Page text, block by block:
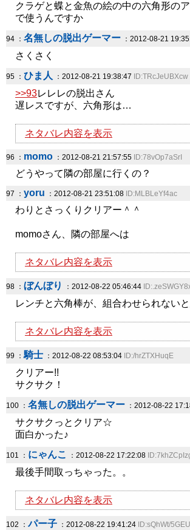
クラゲと蝶と金魚の絵の中の六角形の
で使うんですか
94 ： 名無しの脱出ゲーマー ：2012-08-21
さくさく
95 ： ひま人 ：2012-08-21 19:38:47 ID:TRcJeUBXcw
>>93レレレの脱出さん
遅レスですが、六角形は…
ネタバレ内容を表示
96 ： momo ：2012-08-21 21:57:55 ID:78vOp7aSrI
どうやって隣の部屋に行くの？
97 ： yoru ：2012-08-21 23:51:08 ID:MLBLeYf4ac
わりとさっくりクリアー＾＾
momoさん、隣の部屋へは
ネタバレ内容を表示
98 ： ぼんぼり ：2012-08-22 05:46:44
レンチと六角棒が、組合わせられないと
ネタバレ内容を表示
99 ：騎士 ：2012-08-22 08:53:04 ID:/hrZTXHuqE
クリアー!!
サクサク！
100 ： 名無しの脱出ゲーマー ：2012-08-22
サクサクっとクリア☆
面白かった♪
101 ： にゃんこ ：2012-08-22 17:22:08
最後手間取っちゃった。。
ネタバレ内容を表示
102 ：パー子 ：2012-08-22 19:41:24 ID:sQhWt/5GEU